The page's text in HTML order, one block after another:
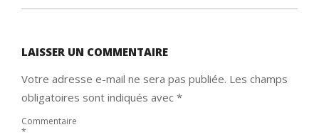
07
LAISSER UN COMMENTAIRE
Votre adresse e-mail ne sera pas publiée. Les champs
obligatoires sont indiqués avec *
Commentaire
*